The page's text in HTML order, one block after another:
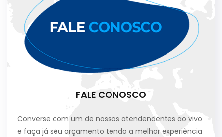
FALE CONOSCO
Converse com um de nossos atendendentes ao vivo
e faça já seu orçamento tendo a melhor experiência